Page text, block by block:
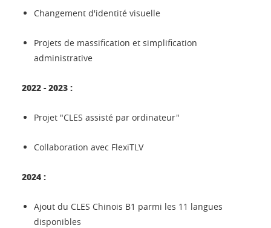
Changement d'identité visuelle
Projets de massification et simplification
administrative
2022 - 2023 :
Projet "CLES assisté par ordinateur"
Collaboration avec FlexiTLV
2024 :
Ajout du CLES Chinois B1 parmi les 11 langues
disponibles